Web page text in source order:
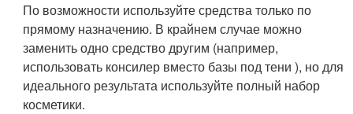
По возможности используйте средства только по
прямому назначению. В крайнем случае можно
заменить одно средство другим (например,
использовать консилер вместо базы под тени ), но для
идеального результата используйте полный набор
косметики.